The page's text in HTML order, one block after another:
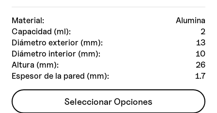
Material:
Alumina
Capacidad (ml):
2
Diámetro exterior (mm):
13
Diámetro interior (mm):
10
Altura (mm):
26
Espesor de la pared (mm):
1.7
Seleccionar Opciones
Este
producto